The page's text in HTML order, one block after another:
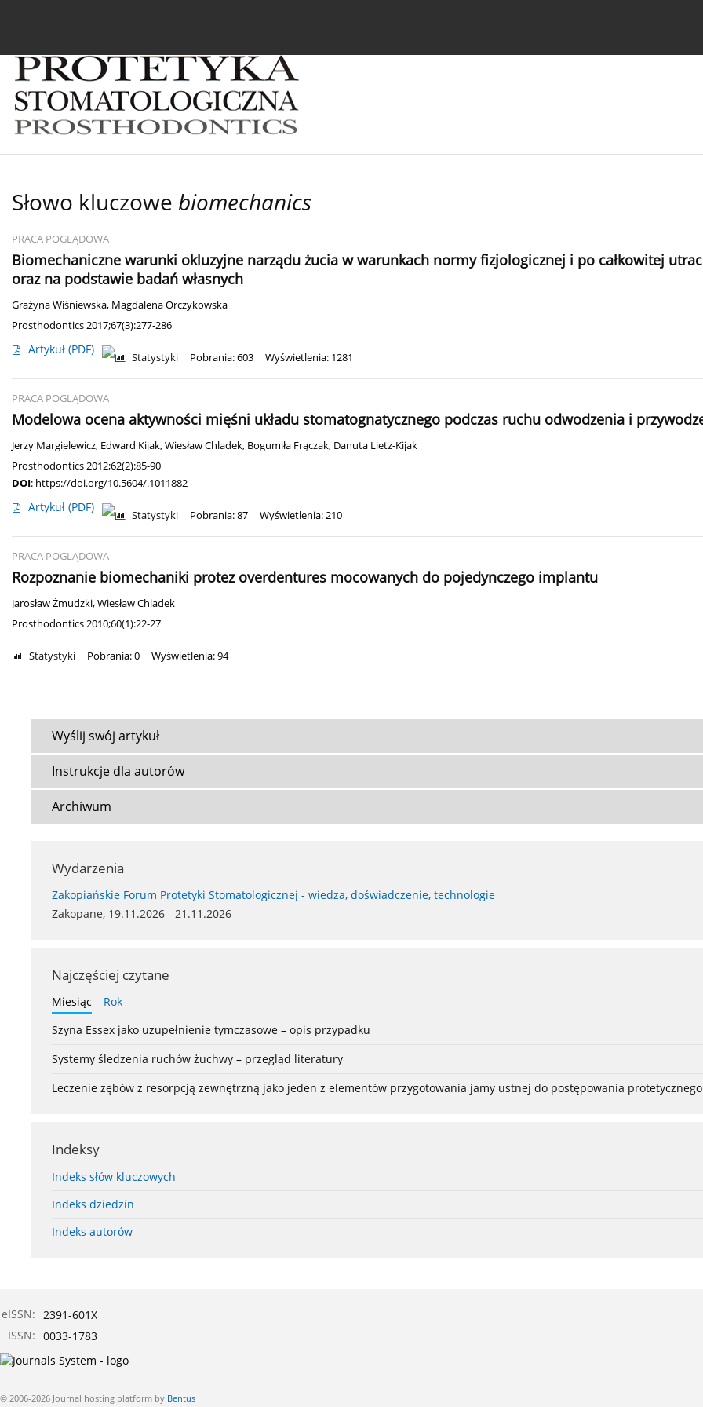
Słowo kluczowe biomechanics
PRACA POGLĄDOWA
Biomechaniczne warunki okluzyjne narządu żucia w warunkach normy fizjologicznej i po całkowitej
oraz na podstawie badań własnych
Grażyna Wiśniewska, Magdalena Orczykowska
Prosthodontics 2017;67(3):277-286
Artykuł (PDF)
Statystyki Pobrania: 603 Wyświetlenia: 1281
PRACA POGLĄDOWA
Modelowa ocena aktywności mięśni układu stomatognatycznego podczas ruchu odwodzenia i
Jerzy Margielewicz, Edward Kijak,Wiesław Chladek, Bogumiła Frączak, Danuta Lietz-Kijak
Prosthodontics 2012;62(2):85-90
DOI: https://doi.org/10.5604/.1011882
Artykuł (PDF)
Statystyki Pobrania: 87 Wyświetlenia: 210
PRACA POGLĄDOWA
Rozpoznanie biomechaniki protez overdentures mocowanych do pojedynczego implantu
Jarosław Żmudzki,Wiesław Chladek
Prosthodontics 2010;60(1):22-27
Statystyki Pobrania: 0 Wyświetlenia: 94
Wyślij swój artykuł
Instrukcje dla autorów
Archiwum
Wydarzenia
Zakopiańskie Forum Protetyki Stomatologicznej - wiedza, doświadczenie, technologie
Zakopane, 19.11.2026 - 21.11.2026
Najczęściej czytane
Miesiąc
Rok
Szyna Essex jako uzupełnienie tymczasowe – opis przypadku
Systemy śledzenia ruchów żuchwy – przegląd literatury
Leczenie zębów z resorpcją zewnętrzną jako jeden z elementów przygotowania jamy ustnej do postępowania
Indeksy
Indeks słów kluczowych
Indeks dziedzin
Indeks autorów
eISSN: 2391-601X
ISSN: 0033-1783
© 2006-2026 Journal hosting platform by Bentus